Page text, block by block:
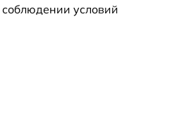
условий